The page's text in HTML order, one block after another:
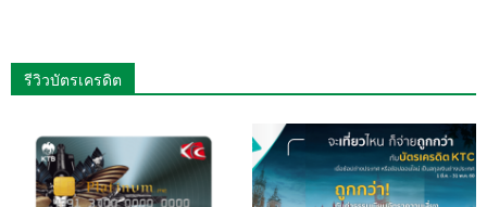
รีวิวบัตรเครดิต